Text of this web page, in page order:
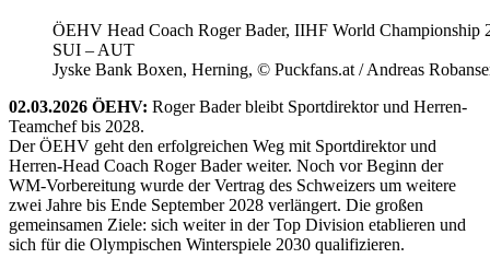
ÖEHV Head Coach Roger Bader, IIHF World Championship
SUI – AUT
Jyske Bank Boxen, Herning, © Puckfans.at / Andreas
02.03.2026 ÖEHV: Roger Bader bleibt Sportdirektor und Herren-
Teamchef bis 2028.
Der ÖEHV geht den erfolgreichen Weg mit Sportdirektor und
Herren-Head Coach Roger Bader weiter. Noch vor Beginn der
WM-Vorbereitung wurde der Vertrag des Schweizers um weitere
zwei Jahre bis Ende September 2028 verlängert. Die großen
gemeinsamen Ziele: sich weiter in der Top Division etablieren und
sich für die Olympischen Winterspiele 2030 qualifizieren.